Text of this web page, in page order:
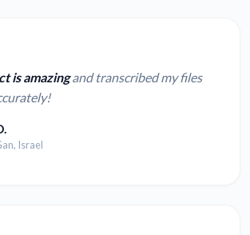
is amazingand transcribed my files
Israel